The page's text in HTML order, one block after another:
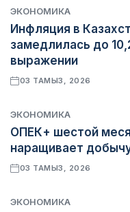
ЭКОНОМИКА
Инфляция в
замедлилась до
выражении
03 ТАМЫЗ, 2026
ЭКОНОМИКА
ОПЕК+ шестой
наращивает
03 ТАМЫЗ, 2026
ЭКОНОМИКА